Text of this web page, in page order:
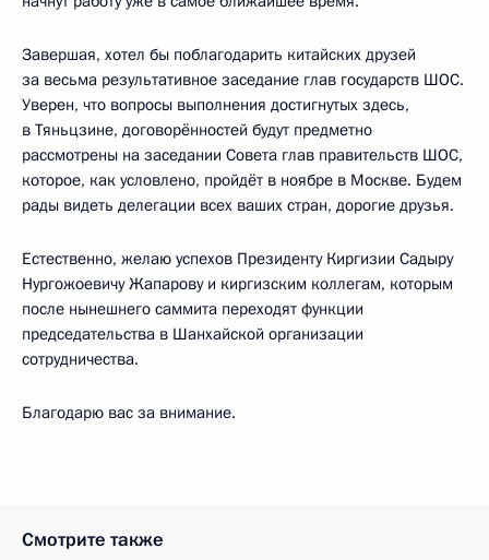
Завершая, хотел бы поблагодарить китайских друзей
за весьма результативное заседание глав государств ШОС.
Уверен, что вопросы выполнения достигнутых здесь,
в Тяньцзине, договорённостей будут предметно
рассмотрены на заседании Совета глав правительств ШОС,
которое, как условлено, пройдёт в ноябре в Москве. Будем
рады видеть делегации всех ваших стран, дорогие друзья.
Естественно, желаю успехов Президенту Киргизии Садыру
Нургожоевичу Жапарову и киргизским коллегам, которым
после нынешнего саммита переходят функции
председательства в Шанхайской организации
сотрудничества.
Благодарю вас за внимание.
Смотрите также